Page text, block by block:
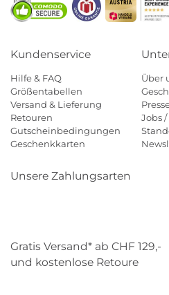
Kundenservice
Hilfe & FAQ
Größentabellen
Versand & Lieferung
Retouren
Gutscheinbedingungen
Geschenkkarten
Über
Jobs
Unsere Zahlungsarten
Gratis Versand* ab CHF 129,-
und kostenlose Retoure